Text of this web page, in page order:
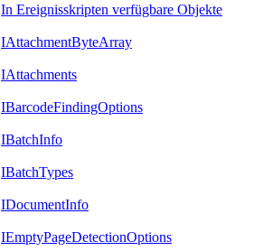
In Ereignisskripten verfügbare Objekte
IAttachmentByteArray
IAttachments
IBarcodeFindingOptions
IBatchInfo
IBatchTypes
IDocumentInfo
IEmptyPageDetectionOptions